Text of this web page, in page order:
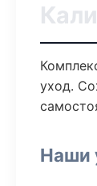
уход.
Наши